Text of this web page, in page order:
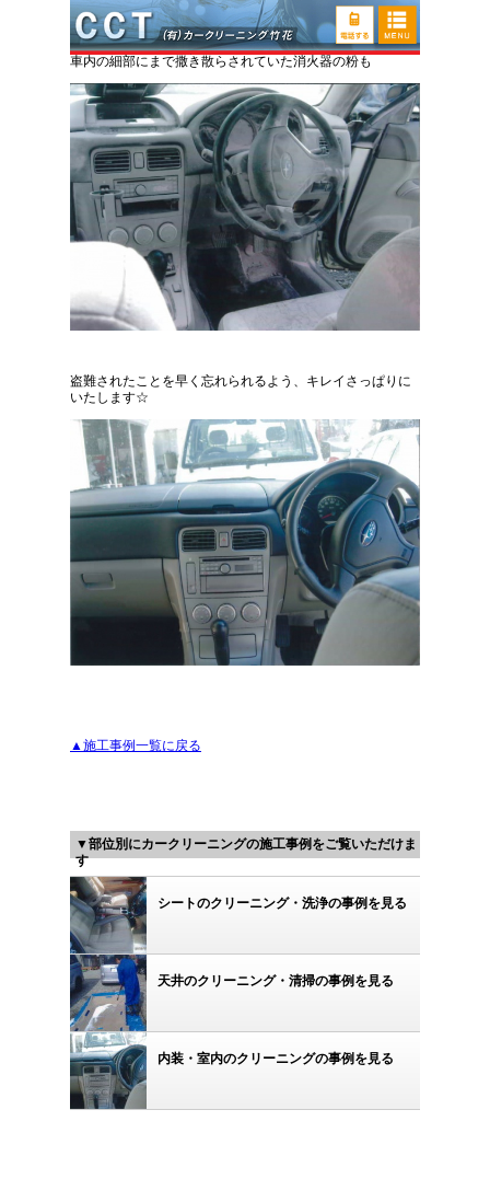
スバル フォレスター 消火器分剤の除去
車内の細部にまで撒き散らされていた消火器の粉も
盗難されたことを早く忘れられるよう、キレイさっぱりに
いたします☆
▲施工事例一覧に戻る
▼部位別にカークリーニングの施工事例をご覧いただけま
す
シートのクリーニング・洗浄の事例を見る
天井のクリーニング・清掃の事例を見る
内装・室内のクリーニングの事例を見る